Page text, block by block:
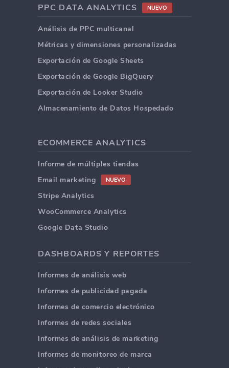
PPC DATA ANALYTICS NUEVO
Análisis de PPC multicanal
Métricas y dimensiones personalizadas
Exportación de Google Sheets
Exportación de Google BigQuery
Exportación de Looker Studio
Almacenamiento de Datos Hospedado
ECOMMERCE ANALYTICS
Informe de múltiples tiendas
Email marketing
NUEVO
Stripe Analytics
WooCommerce Analytics
Google Data Studio
DASHBOARDS Y REPORTES
Informes de análisis web
Informes de publicidad pagada
Informes de comercio electrónico
Informes de redes sociales
Informes de análisis de marketing
Informes de monitoreo de marca